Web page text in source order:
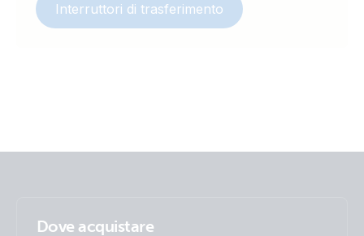
Interruttori di trasferimento
Dove acquistare